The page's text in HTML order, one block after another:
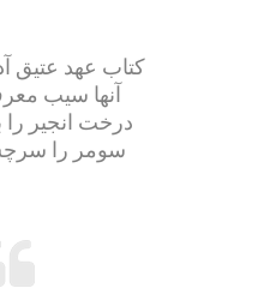
کتاب عهد عتیق
آنها سیب
درخت انجیر را
سومر را